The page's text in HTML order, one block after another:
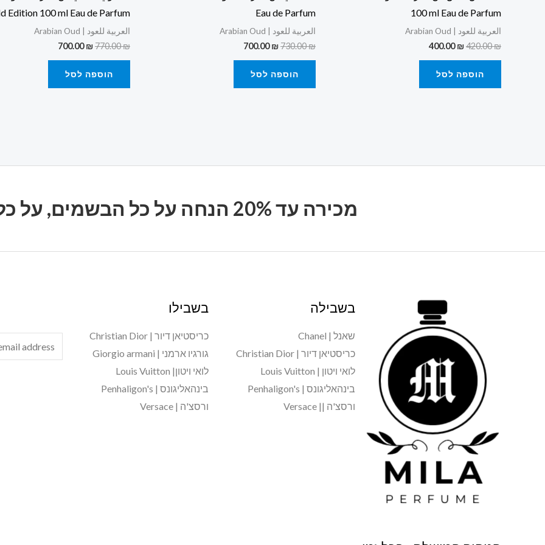
100 ml Eau de Parfum
العربية للعود | Arabian Oud
420.00₪
400.00₪
הוספה לסל
Eau de Parfum
العربية للعود | Arabian Oud
730.00₪
700.00₪
הוספה לסל
Edition 100 ml Eau de Parfum
العربية للعود | Arabian Oud
770.00₪
700.00₪
הוספה לסל
מכירה עד 20% הנחה על כל הבשמים, על כל המותגים
בשבילה
שאנל | Chanel
כריסטיאן דיור | Christian Dior
לואי ויטון | Louis Vuitton
בינהאליגונס | Penhaligon's
ורסצ'ה || Versace
בשבילו
כריסטיאן דיור | Christian Dior
גורגיו ארמני | Giorgio armani
לואי ויטון| Louis Vuitton
בינהאליגונס | Penhaligon's
ורסצ'ה | Versace
m